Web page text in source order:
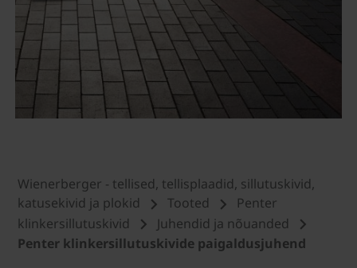
Wienerberger - tellised, tellisplaadid, sillutuskivid,
katusekivid ja plokid
Tooted
Penter
klinkersillutuskivid
Juhendid ja nõuanded
Penter klinkersillutuskivide paigaldusjuhend